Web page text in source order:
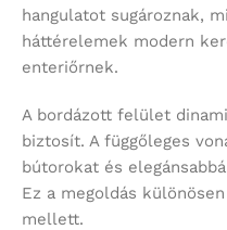
hangulatot sugároznak,
háttérelemek modern
enteriőrnek.
A bordázott felület
biztosít. A függőleges
bútorokat és
Ez a megoldás
mellett.